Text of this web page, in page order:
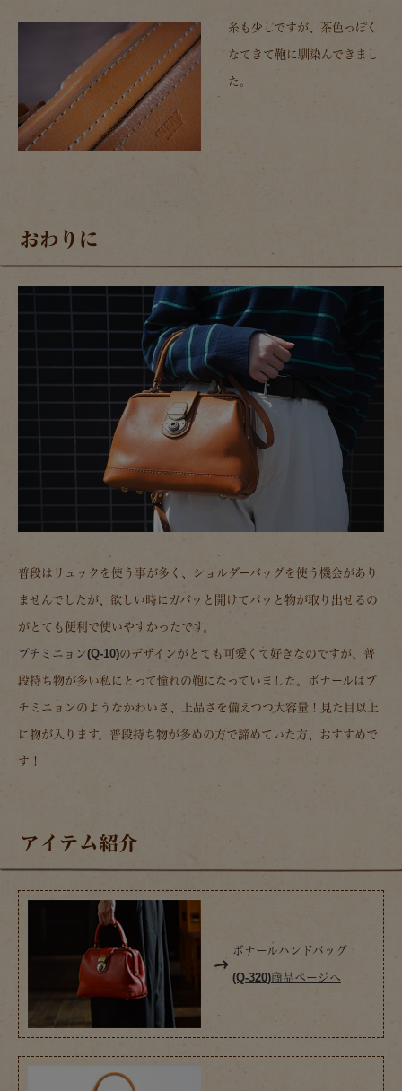
糸も少しですが、茶色っぽく
なてきて鞄に馴染んできまし
た。
おわりに
普段はリュックを使う事が多く、ショルダーバッグを使う機会があり
ませんでしたが、欲しい時にガバッと開けてパッと物が取り出せるの
がとても便利で使いやすかったです。
プチミニョン(Q-10)のデザインがとても可愛くて好きなのですが、普
段持ち物が多い私にとって憧れの鞄になっていました。ボナールはプ
チミニョンのようなかわいさ、上品さを備えつつ大容量！見た目以上
に物が入ります。普段持ち物が多めの方で諦めていた方、おすすめで
す！
アイテム紹介
ボナールハンドバッグ
(Q-320)商品ページへ